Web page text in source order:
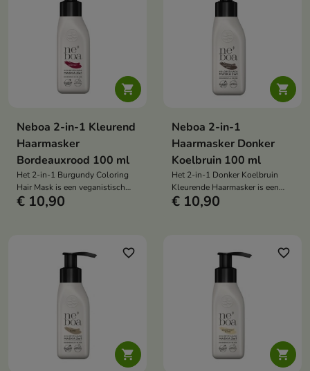

Neboa 2-in-1 Kleurend
Haarmasker
Bordeauxrood 100 ml
Het 2-in-1 Burgundy Coloring
Hair Mask is een veganistisch
voedend en tonifiërend masker
en het haar tot wel 8 wasbeurten
€ 10,90

Neboa 2-in-1
Haarmasker Donker
Koelbruin 100 ml
Het 2-in-1 Donker Koelbruin
Kleurende Haarmasker is een
veganistisch voedend en
grijze haren minder zichtbaar
€ 10,90

favorite_border

favorite_border